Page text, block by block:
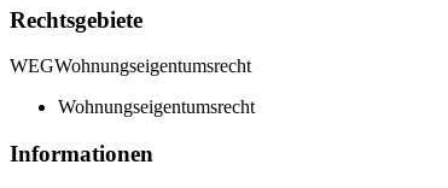
Rechtsgebiete
WEGWohnungseigentumsrecht
Wohnungseigentumsrecht
Informationen